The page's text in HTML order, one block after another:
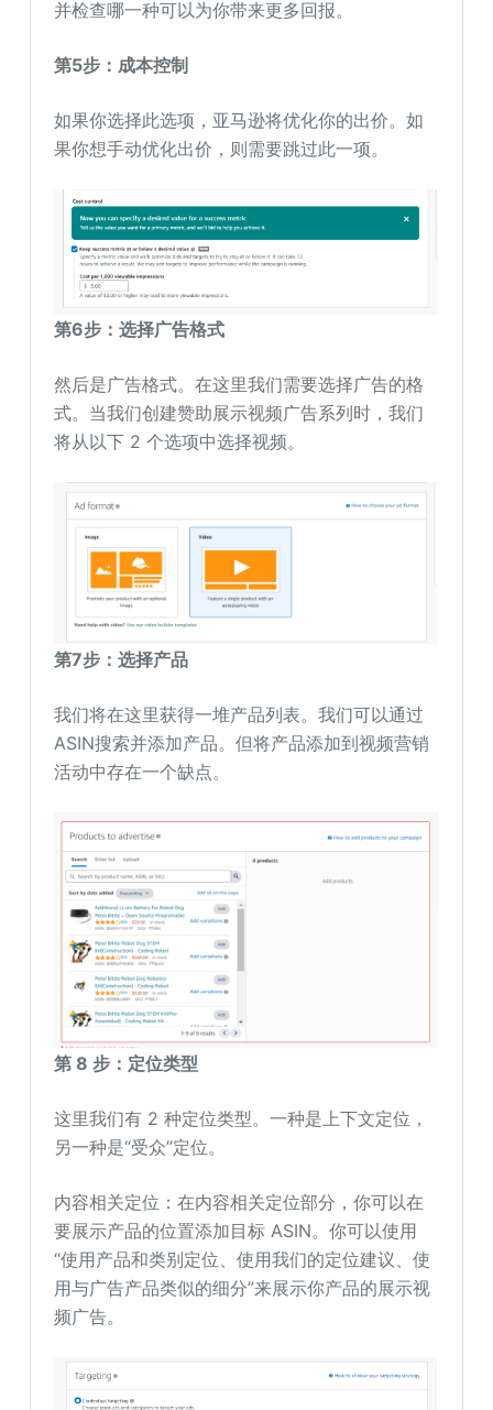
并检查哪一种可以为你带来更多回报。
第5步：成本控制
如果你选择此选项，亚马逊将优化你的出价。如
果你想手动优化出价，则需要跳过此一项。
第6步：选择广告格式
然后是广告格式。在这里我们需要选择广告的格
式。当我们创建赞助展示视频广告系列时，我们
将从以下 2 个选项中选择视频。
第7步：选择产品
我们将在这里获得一堆产品列表。我们可以通过
ASIN搜索并添加产品。但将产品添加到视频营销
活动中存在一个缺点。
第 8 步：定位类型
这里我们有 2 种定位类型。一种是上下文定位，
另一种是“受众”定位。
内容相关定位：在内容相关定位部分，你可以在
要展示产品的位置添加目标 ASIN。你可以使用
“使用产品和类别定位、使用我们的定位建议、使
用与广告产品类似的细分”来展示你产品的展示视
频广告。